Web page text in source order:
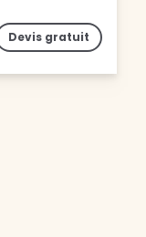
Devis gratuit